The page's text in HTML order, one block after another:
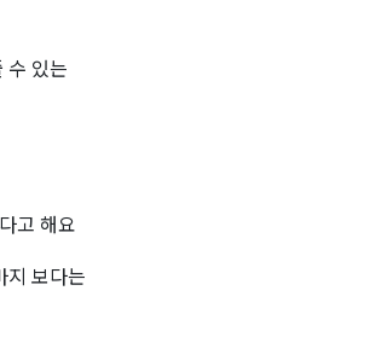
수 있는
고 해요
지 보다는